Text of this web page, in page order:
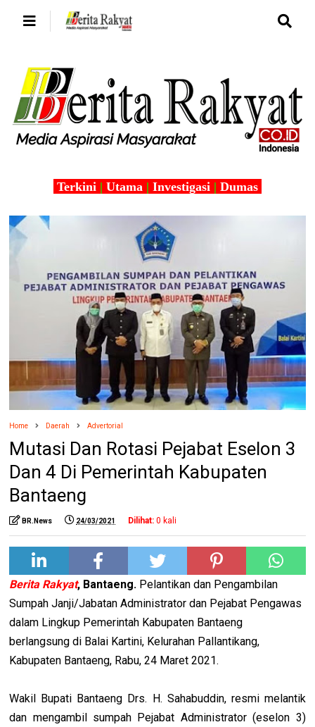
Terkini | Utama | Investigasi | Dumas
Home Daerah Advertorial
Mutasi Dan Rotasi Pejabat Eselon 3
Dan 4 Di Pemerintah Kabupaten
Bantaeng
BR.News 24/03/2021 Dilihat: 0 kali
Berita Rakyat, Bantaeng. Pelantikan dan Pengambilan
Sumpah Janji/Jabatan Administrator dan Pejabat Pengawas
dalam Lingkup Pemerintah Kabupaten Bantaeng
berlangsung di Balai Kartini, Kelurahan Pallantikang,
Kabupaten Bantaeng, Rabu, 24 Maret 2021.
Wakil Bupati Bantaeng Drs. H. Sahabuddin, resmi melantik
dan mengambil sumpah Pejabat Administrator (eselon 3)